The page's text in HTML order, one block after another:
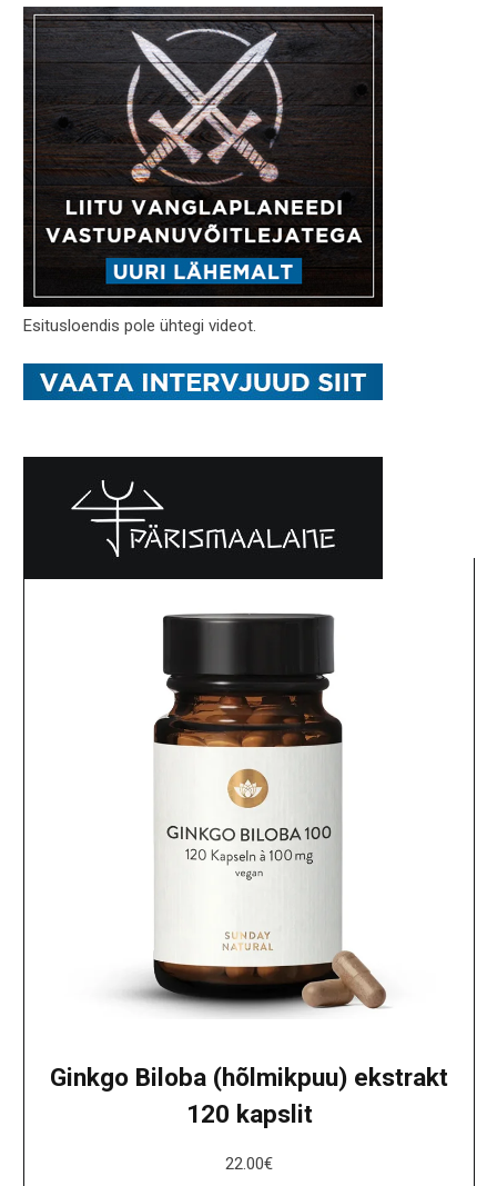
Esitusloendis pole ühtegi videot.
Ginkgo Biloba (hõlmikpuu) ekstrakt
120 kapslit
22.00€